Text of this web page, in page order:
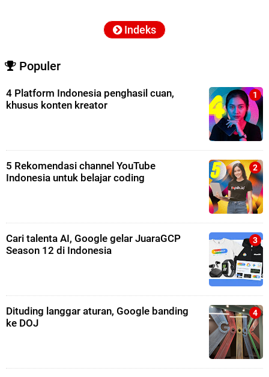
Indeks
Populer
4 Platform Indonesia penghasil cuan,
khusus konten kreator
5 Rekomendasi channel YouTube
Indonesia untuk belajar coding
Cari talenta AI, Google gelar JuaraGCP
Season 12 di Indonesia
Dituding langgar aturan, Google banding
ke DOJ